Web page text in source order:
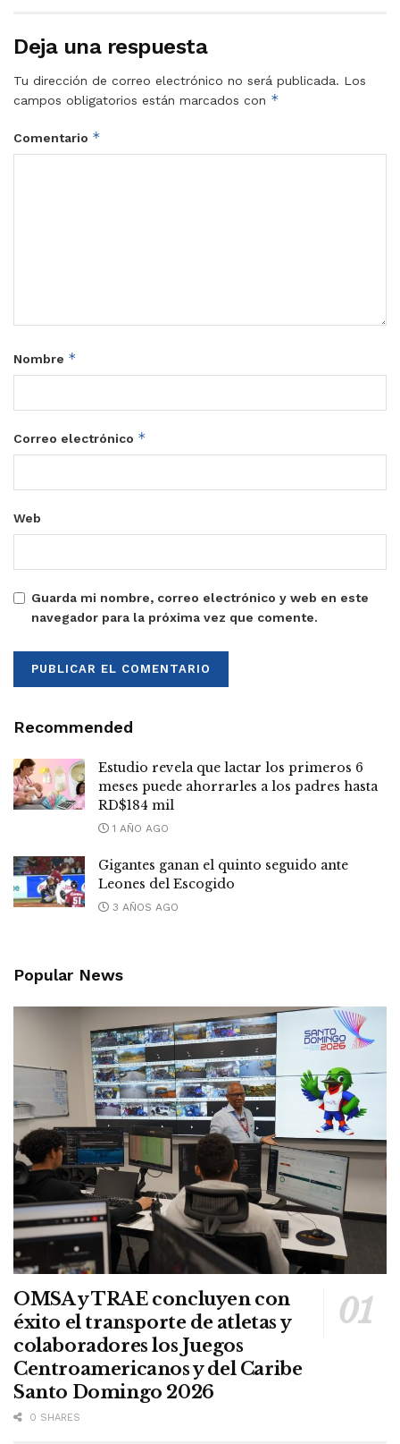
Deja una respuesta
Tu dirección de correo electrónico no será publicada. Los
campos obligatorios están marcados con *
Comentario *
Nombre *
Correo electrónico *
Web
Guarda mi nombre, correo electrónico y web en este
navegador para la próxima vez que comente.
Recommended
Estudio revela que lactar los primeros 6
meses puede ahorrarles a los padres hasta
RD$184 mil
1 AÑO AGO
Gigantes ganan el quinto seguido ante
Leones del Escogido
3 AÑOS AGO
Popular News
OMSA y TRAE concluyen con
éxito el transporte de atletas y
colaboradores los Juegos
Centroamericanos y del Caribe
Santo Domingo 2026
0 SHARES